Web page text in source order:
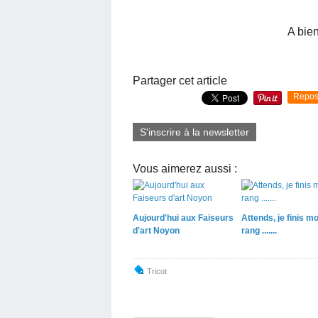
A
Partager cet article
S'inscrire à la newsletter
Vous aimerez aussi :
Aujourd'hui aux Faiseurs
d'art Noyon
Attends, je finis
rang .......
Tricot